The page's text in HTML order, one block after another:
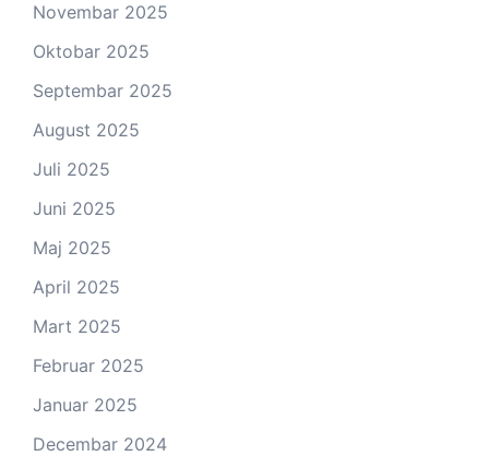
Novembar 2025
Oktobar 2025
Septembar 2025
August 2025
Juli 2025
Juni 2025
Maj 2025
April 2025
Mart 2025
Februar 2025
Januar 2025
Decembar 2024